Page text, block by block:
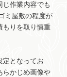
じ作業内容でも
ミ屋敷の程度が
もりを取り慎重
定となってお
らかじめ画像や